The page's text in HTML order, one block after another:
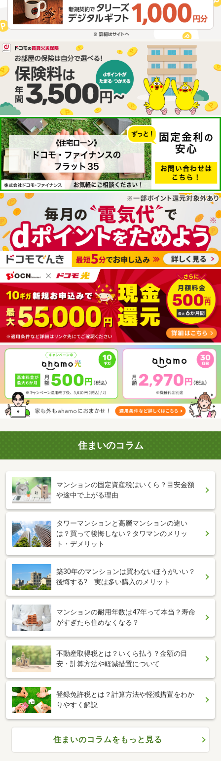
住まいのコラム
マンションの固定資産税はいくら？目安金額
や途中で上がる理由
タワーマンションと高層マンションの違い
は？買って後悔しない？タワマンのメリッ
ト・デメリット
築30年のマンションは買わないほうがいい？
後悔する? 実は多い購入のメリット
マンションの耐用年数は47年って本当？寿命
がすぎたら住めなくなる？
不動産取得税とは？いくら払う？金額の目
安・計算方法や軽減措置について
登録免許税とは？計算方法や軽減措置をわか
りやすく解説
住まいのコラムをもっと見る